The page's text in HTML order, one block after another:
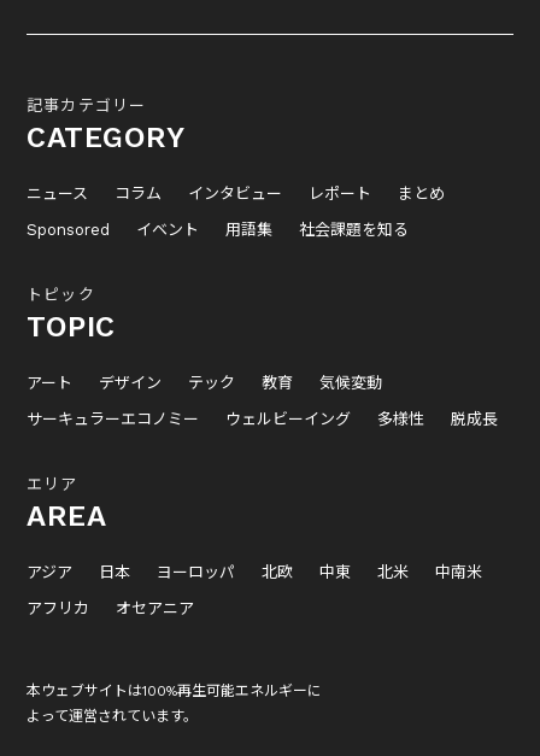
記事カテゴリー
CATEGORY
ニュース コラム インタビュー レポート
まとめ
Sponsored
イベント 用語集 社会課題を知る
トピック
TOPIC
アート デザイン テック 教育
気候変動
サーキュラーエコノミー
ウェルビーイング 多様性 脱成長
エリア
AREA
アジア 日本 ヨーロッパ 北欧 中東 北米
中南米
アフリカ
オセアニア
本ウェブサイトは100%再生可能エネルギーに
よって運営されています。